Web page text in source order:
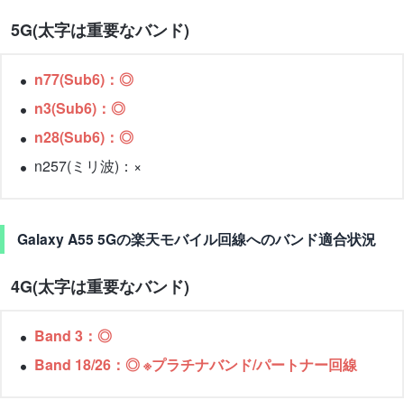
5G(太字は重要なバンド)
n77(Sub6)：◎
n3(Sub6)：◎
n28(Sub6)：◎
n257(ミリ波)：×
Galaxy A55 5Gの楽天モバイル回線へのバンド適合状況
4G(太字は重要なバンド)
Band 3：◎
Band 18/26：◎ ※プラチナバンド/パートナー回線